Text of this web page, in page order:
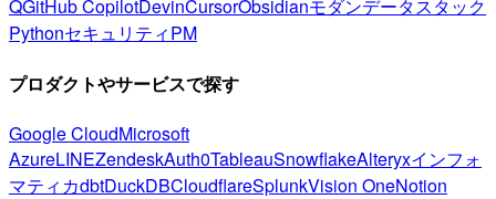
QGitHub CopilotDevinCursorObsidianモダンデータスタック
PythonセキュリティPM
プロダクトやサービスで探す
Google CloudMicrosoft
AzureLINEZendeskAuth0TableauSnowflakeAlteryxインフォ
マティカdbtDuckDBCloudflareSplunkVision OneNotion